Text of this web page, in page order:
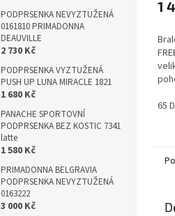
PODPRSENKA NEVYZTUŽENÁ
0161810 PRIMADONNA
DEAUVILLE
2 730 Kč
PODPRSENKA VYZTUŽENÁ
PUSH UP LUNA MIRACLE 1821
1 680 Kč
PANACHE SPORTOVNÍ
PODPRSENKA BEZ KOSTIC 7341
latte
1 580 Kč
PRIMADONNA BELGRAVIA
PODPRSENKA NEVYZTUŽENÁ
0163222
3 000 Kč
je
z
5
1
v
65 D